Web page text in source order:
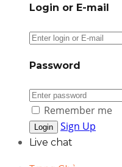
Login or E-mail
Password
Remember me
Sign Up
Live chat